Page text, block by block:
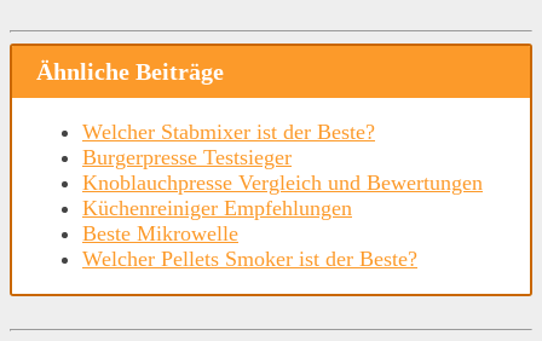
Ähnliche Beiträge
Welcher Stabmixer ist der Beste?
Burgerpresse Testsieger
Knoblauchpresse Vergleich und Bewertungen
Küchenreiniger Empfehlungen
Beste Mikrowelle
Welcher Pellets Smoker ist der Beste?